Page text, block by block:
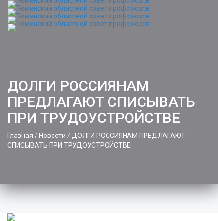
ДОЛГИ РОССИЯНАМ
ПРЕДЛАГАЮТ СПИСЫВАТЬ
ПРИ ТРУДОУСТРОЙСТВЕ
Главная / Новости / ДОЛГИ РОССИЯНАМ ПРЕДЛАГАЮТ
СПИСЫВАТЬ ПРИ ТРУДОУСТРОЙСТВЕ